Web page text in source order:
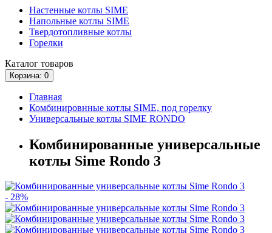
Hастенные котлы SIME
Напольные котлы SIME
Твердотопливные котлы
Горелки
Каталог товаров
Корзина: 0
Главная
Комбинировнные котлы SIME, под горелку
Универсальные котлы SIME RONDO
Комбинированные универсальные
котлы Sime Rondo 3
- 28%